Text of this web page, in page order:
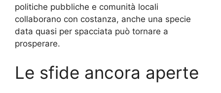
politiche pubbliche e comunità locali
collaborano con costanza, anche una specie
data quasi per spacciata può tornare a
prosperare.
Le sfide ancora aperte